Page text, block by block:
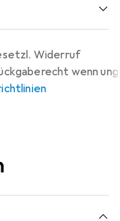
Widerruf
wenn